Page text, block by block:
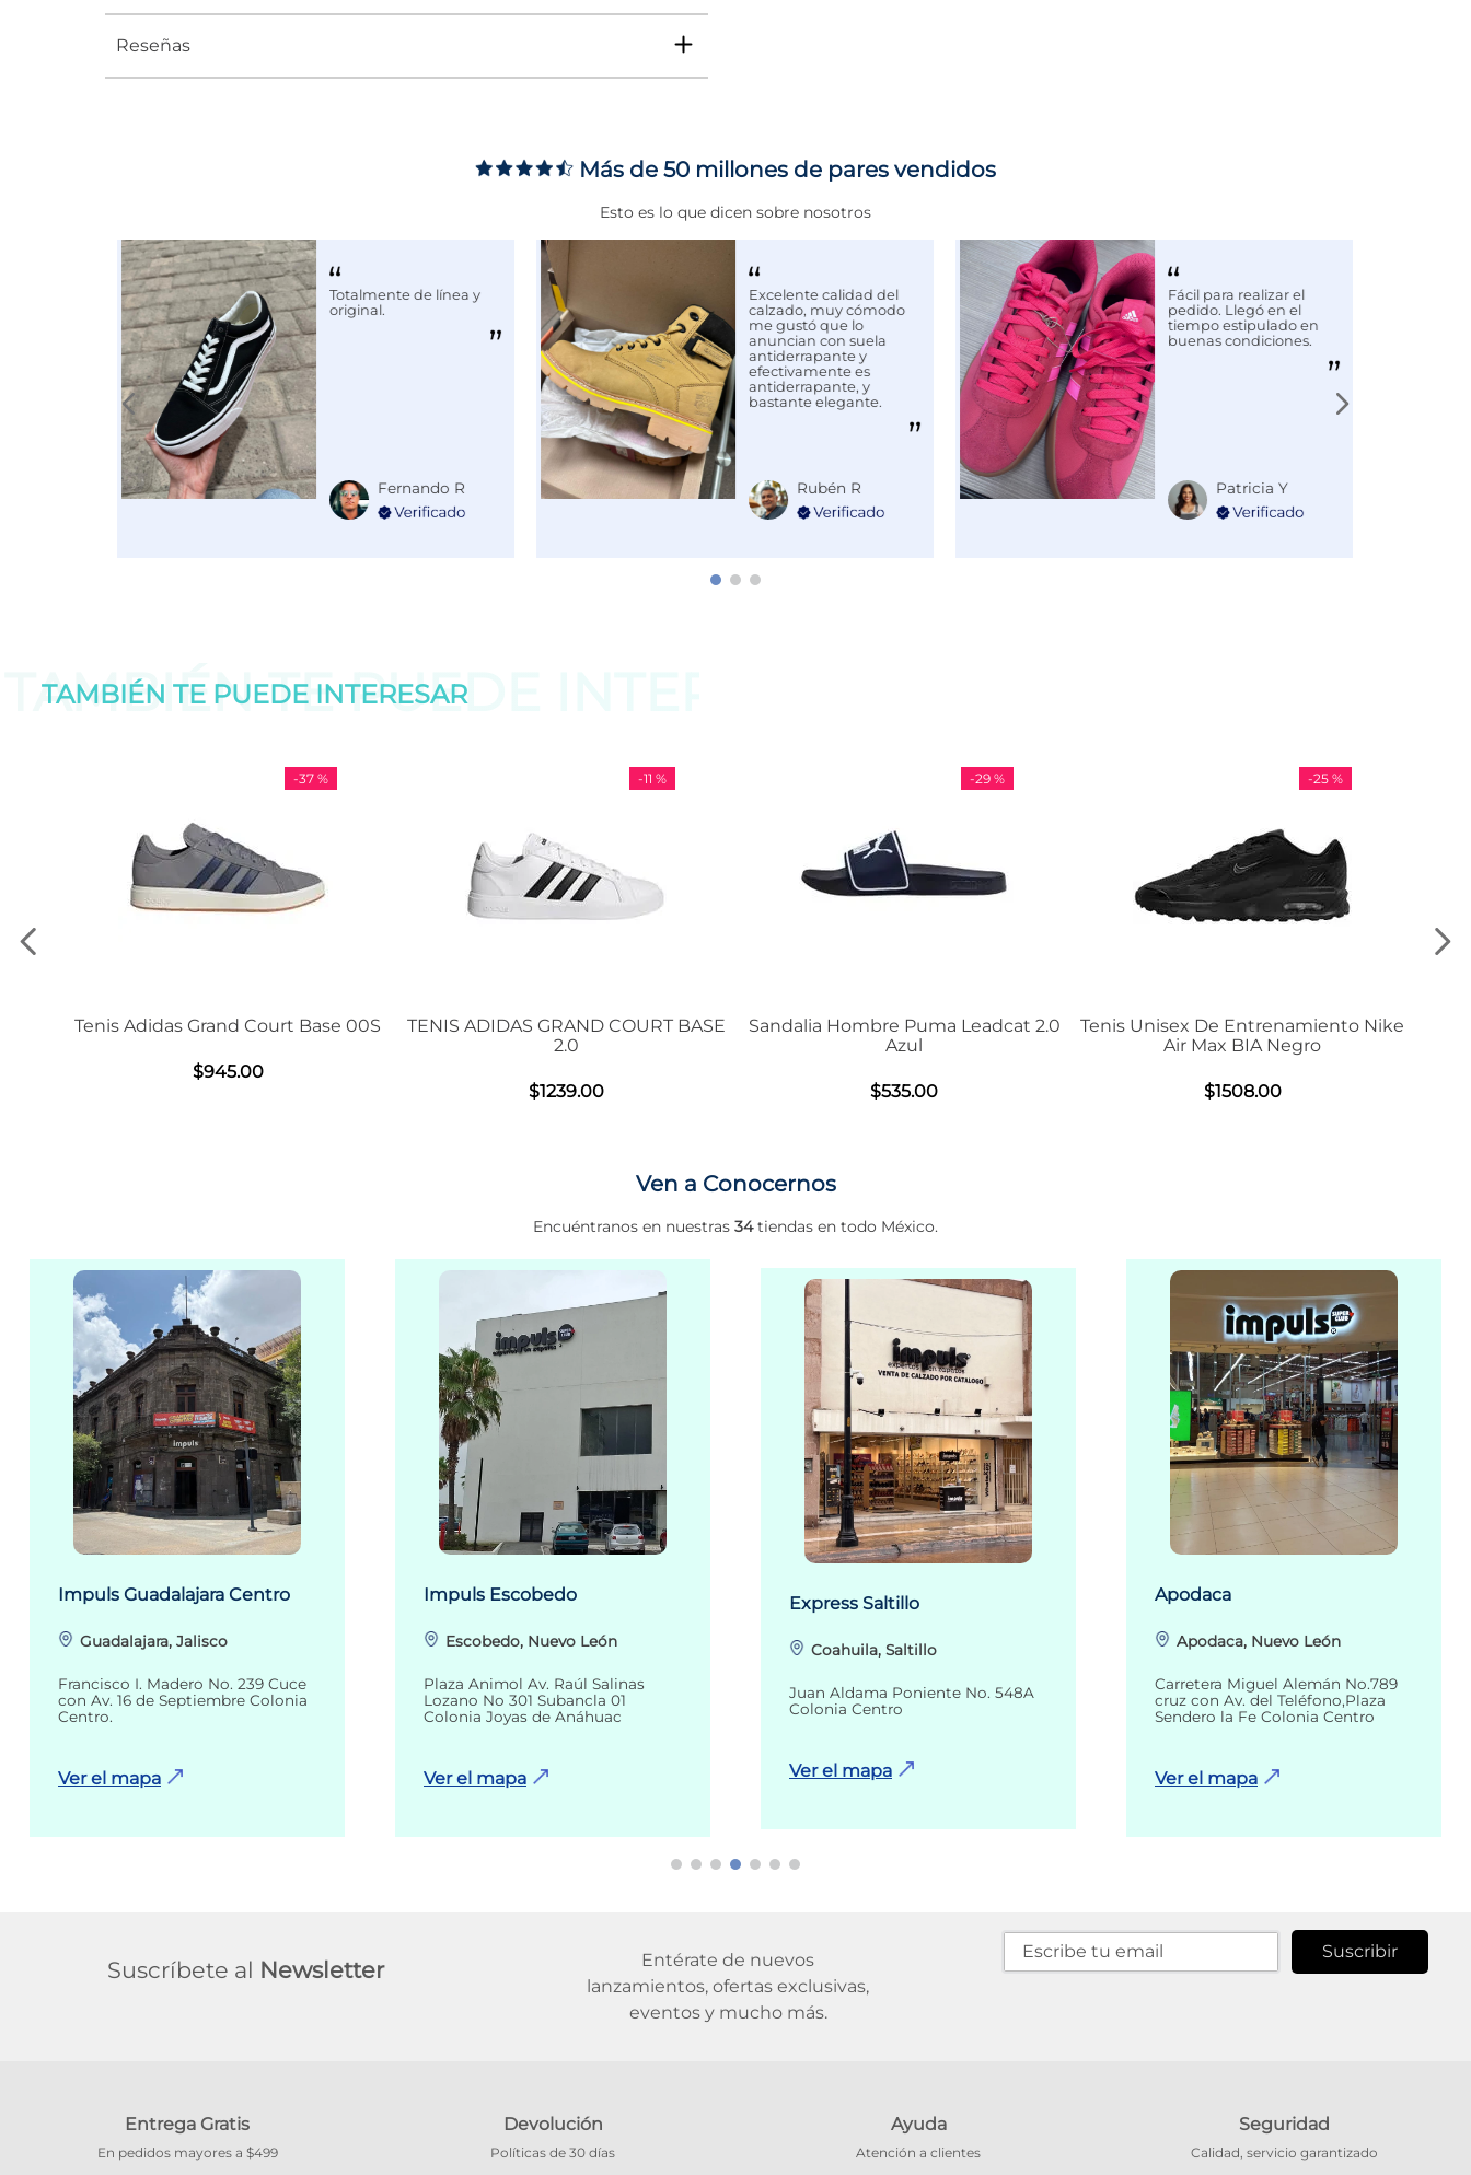
Tipo
DE 0 A 4 cms
Color
Disciplina COMBATE
Reseñas
Más de 50 millones de pares vendidos
Esto es lo que dicen sobre nosotros
Totalmente de línea y
original.
Fernando R
Excelente calidad del
calzado, muy cómodo
me gustó que lo
anuncian con suela
antiderrapante y
efectivamente es
antiderrapante, y
bastante elegante.
Rubén R
Fácil para realizar el
pedido. Llegó en el
tiempo estipulado en
buenas condiciones.
Patricia Y
TAMBIÉN TE PUEDE
TAMBIÉN TE PUEDE INTERESAR
Court Base 00S
TENIS ADIDAS GRAND COURT BASE
Sandalia Hombre Puma Leadcat 2.0
Tenis Unisex De Entrenamiento Nike
36 %
Tenis Adidas VL Court 3.0
Ven a Conocernos
Encuéntranos en nuestras 34tiendas en todo México.
Impuls Guadalajara Centro
Guadalajara, Jalisco
Francisco I. Madero No. 239 Cuce
con Av. 16 de Septiembre Colonia
Centro.
Ver el mapa
Impuls Escobedo
Escobedo, Nuevo León
Plaza Animol Av. Raúl Salinas
Lozano No 301 Subancla 01
Colonia Joyas de Anáhuac
Ver el mapa
Express Saltillo
Coahuila, Saltillo
Juan Aldama Poniente No. 548A
Colonia Centro
Ver el mapa
Apodaca
Apodaca, Nuevo León
Carretera Miguel Alemán No.789
cruz con Av. del Teléfono,Plaza
Sendero la Fe Colonia Centro
Ver el mapa
Suscríbete al Newsletter
Entérate de nuevos
lanzamientos, ofertas exclusivas,
eventos y mucho más.
Suscribir
Entrega Gratis
En pedidos mayores a $499
Devolución
Políticas de 30 días
Ayuda
Atención a clientes
Seguridad
Calidad, servicio garantizado